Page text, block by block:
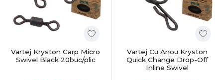
Pescuitul la crap presupune:
monturi bine echilibrate
adaptare la substrat și adâncime
prezentare corectă a momelii
schimbări rapide în funcție de activitatea peștilor
Vartej Kryston Carp Micro
Swivel Black 20buc/plic
Vartej Cu Anou Kryston
Quick Change Drop-Off
Inline Swivel